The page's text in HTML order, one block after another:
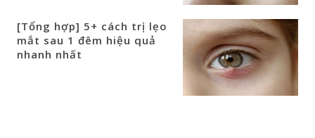
[Tổng hợp] 5+ cách trị lẹo
mắt sau 1 đêm hiệu quả
nhanh nhất